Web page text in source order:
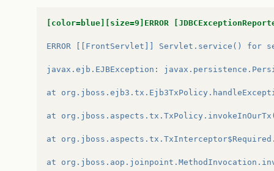
[color=blue][size=9]ERROR
ERROR [[FrontServlet]] Servlet.service() for
javax.ejb.EJBException :
at
at
at
at